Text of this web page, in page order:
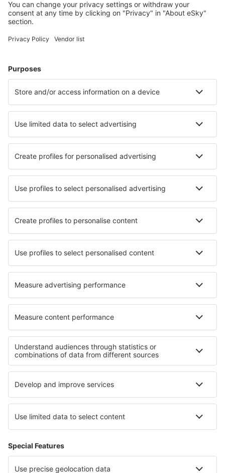
Alege din peste 1,3 mil. de opţiuni: hoteluri, cabane,
apartamente și altele.
Cazare în Turcia - Orașe populare
Cazare în Istanbul Cazare în Fethiye Cazare în Kas
Cazare în Antalya Cazare în Bodrum
Cazare în Datka Cazare în Gebze Cazare în Sapanca
Cele mai bune locuri de cazare - orașe
Cazare în Pergola Cazare în Corning
Cazare în Ploubalay Cazare în Tejina
Cazare în Saint-Gengoux-de-Scissé Cazare în Ramingstein
Cele mai bune locuri de cazare - regiuni
Cazare pe Coasta Mării Negre Cazare in Turkish Riviera
Cazare în Turcia Cazare in Southeastern Anatolia
Cazare in Regiunea Dalaman
Cazare in Val Rendena Cazare în Sal